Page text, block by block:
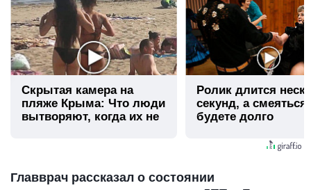
Скрытая камера на
пляже Крыма: Что люди
вытворяют, когда их не
Ролик длится
секунд, а
будете долго
Главврач рассказал о состоянии